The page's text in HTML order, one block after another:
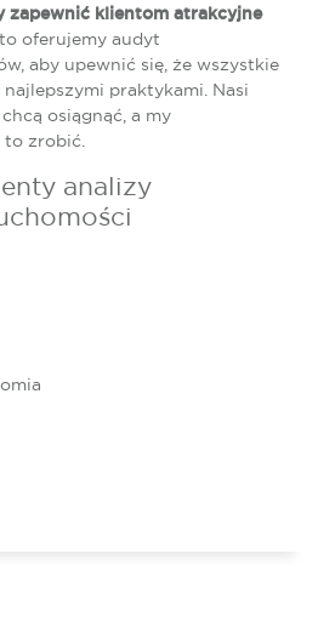
zapewnić klientom atrakcyjne
oferujemy audyt
aby upewnić się, że wszystkie
praktykami. Nasi
osiągnąć, a my
zrobić.
analizy